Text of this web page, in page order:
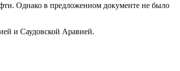
Однако в предложенном документе не было
и Саудовской Аравией.